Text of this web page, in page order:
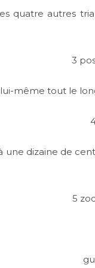
quatre autres
même tout le
dizaine de